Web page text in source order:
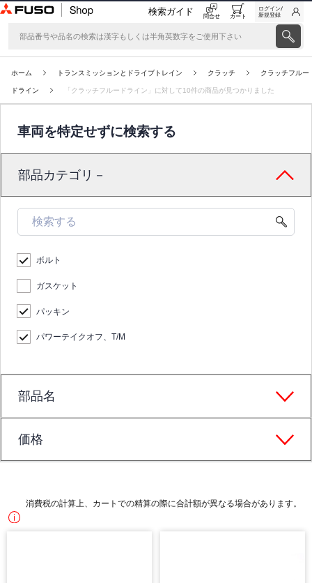
検索ガイド 問合せ カート
ログイン/
新規登録
ホーム トランスミッションとドライブトレイン クラッチ クラッチフルー
ドライン 「クラッチフルードライン」に対して10件の商品が見つかりました
車両を特定せずに検索する
部品カテゴリ－
ボルト
ガスケット
パッキン
パワーテイクオフ、T/M
部品名
価格
消費税の計算上、カートでの精算の際に合計額が異なる場合があります。